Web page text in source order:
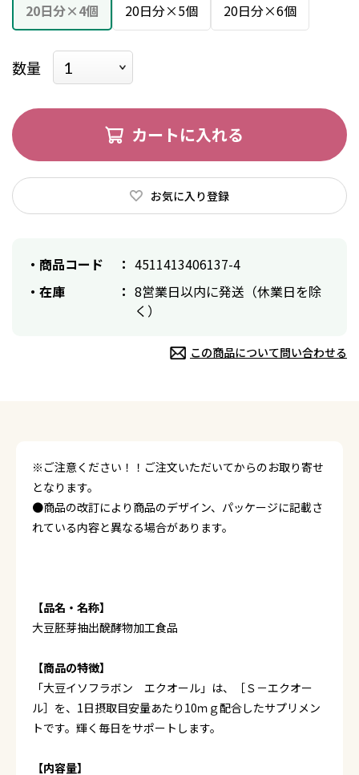
20日分×4個 20日分×5個 20日分×6個
数量
カートに入れる
お気に入り登録
商品コード
4511413406137-4
在庫
8営業日以内に発送（休業日を除
く）
この商品について問い合わせる
※ご注意ください！！ご注文いただいてからのお取り寄せ
となります。
●商品の改訂により商品のデザイン、パッケージに記載さ
れている内容と異なる場合があります。
【品名・名称】
大豆胚芽抽出醗酵物加工食品
【商品の特徴】
「大豆イソフラボン エクオール」は、［Ｓ－エクオー
ル］を、1日摂取目安量あたり10ｍｇ配合したサプリメン
トです。輝く毎日をサポートします。
【内容量】